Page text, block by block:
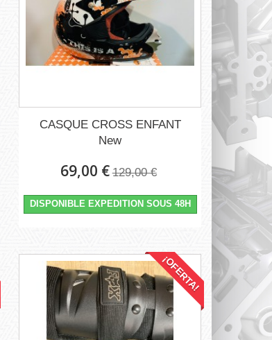
CASQUE CROSS ENFANT
New
69,00 € 129,00 €
DISPONIBLE EXPEDITION SOUS 48H
¡OFERTA!